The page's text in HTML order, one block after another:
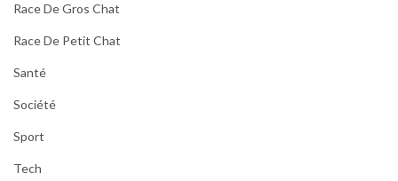
Race De Gros Chat
Race De Petit Chat
Santé
Société
Sport
Tech